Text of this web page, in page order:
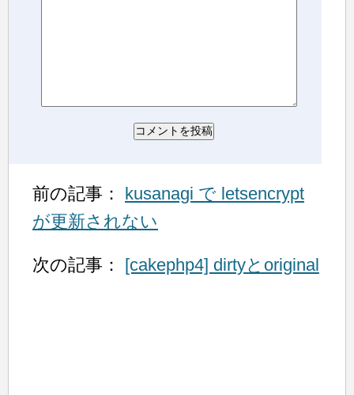
前の記事： kusanagi で letsencrypt
が更新されない
次の記事： [cakephp4] dirtyとoriginal